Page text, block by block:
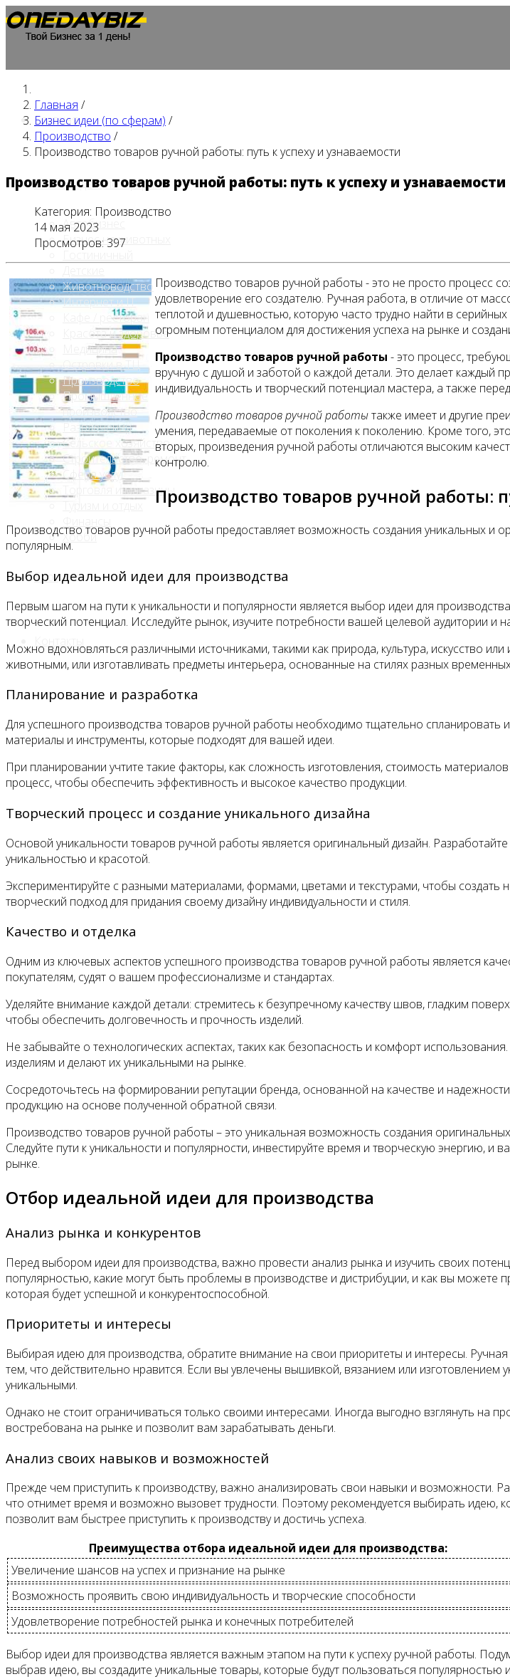
Главная
Бизнес идеи (по сферам)
Автобизнес
Бизнес на животных
Гостиничный
Животноводство
Интернет и IT
Кафе / ресторан
Красота и здоровье
Медицина
Островки в ТЦ
Производство
Промышленное
производство
Развлечения
Сельское хозяйство
Строительство, ремонт
Сфера услуг
Торговля и магазины
Хобби
Блог
Главная /
Бизнес идеи (по сферам) /
Производство /
Производство товаров ручной работы: путь к успеху и узнаваемости
Производство товаров ручной работы: путь к успеху и узнаваемости
Категория: Производство
14 мая 2023
Просмотров: 397
Производство товаров ручной работы - это не просто процесс
удовлетворение его создателю. Ручная работа, в отличие от
теплотой и душевностью, которую часто трудно найти в
огромным потенциалом для достижения успеха на рынке и
Производство товаров ручной работы - это процесс,
вручную с душой и заботой о каждой детали. Это делает каждый
индивидуальность и творческий потенциал мастера, а также
Производство товаров ручной работытакже имеет и другие
умения, передаваемые от поколения к поколению. Кроме того,
вторых, произведения ручной работы отличаются высоким
контролю.
Производство товаров ручной работы:
Производство товаров ручной работы предоставляет возможность создания уникальных и
популярным.
Выбор идеальной идеи для производства
Первым шагом на пути к уникальности и популярности является выбор идеи для
творческий потенциал. Исследуйте рынок, изучите потребности вашей целевой аудитории и
Можно вдохновляться различными источниками, такими как природа, культура, искусство
животными, или изготавливать предметы интерьера, основанные на стилях разных
Планирование и разработка
Для успешного производства товаров ручной работы необходимо тщательно спланировать
материалы и инструменты, которые подходят для вашей идеи.
При планировании учтите такие факторы, как сложность изготовления, стоимость
процесс, чтобы обеспечить эффективность и высокое качество продукции.
Творческий процесс и создание уникального дизайна
Основой уникальности товаров ручной работы является оригинальный дизайн.
уникальностью и красотой.
Экспериментируйте с разными материалами, формами, цветами и текстурами, чтобы
творческий подход для придания своему дизайну индивидуальности и стиля.
Качество и отделка
Одним из ключевых аспектов успешного производства товаров ручной работы является
покупателям, судят о вашем профессионализме и стандартах.
Уделяйте внимание каждой детали: стремитесь к безупречному качеству швов, гладким
чтобы обеспечить долговечность и прочность изделий.
Не забывайте о технологических аспектах, таких как безопасность и комфорт
изделиям и делают их уникальными на рынке.
Сосредоточьтесь на формировании репутации бренда, основанной на качестве и
продукцию на основе полученной обратной связи.
Производство товаров ручной работы – это уникальная возможность создания
Следуйте пути к уникальности и популярности, инвестируйте время и творческую энергию,
рынке.
Отбор идеальной идеи для производства
Анализ рынка и конкурентов
Перед выбором идеи для производства, важно провести анализ рынка и изучить своих
популярностью, какие могут быть проблемы в производстве и дистрибуции, и как вы можете
которая будет успешной и конкурентоспособной.
Приоритеты и интересы
Выбирая идею для производства, обратите внимание на свои приоритеты и интересы.
тем, что действительно нравится. Если вы увлечены вышивкой, вязанием или
уникальными.
Однако не стоит ограничиваться только своими интересами. Иногда выгодно взглянуть на
востребована на рынке и позволит вам зарабатывать деньги.
Анализ своих навыков и возможностей
Прежде чем приступить к производству, важно анализировать свои навыки и возможности.
что отнимет время и возможно вызовет трудности. Поэтому рекомендуется выбирать идею,
позволит вам быстрее приступить к производству и достичь успеха.
Преимущества отбора идеальной идеи для производства:
Увеличение шансов на успех и признание на рынке
Возможность проявить свою индивидуальность и творческие способности
Удовлетворение потребностей рынка и конечных потребителей
Выбор идеи для производства является важным этапом на пути к успеху ручной работы.
выбрав идею, вы создадите уникальные товары, которые будут пользоваться популярностью